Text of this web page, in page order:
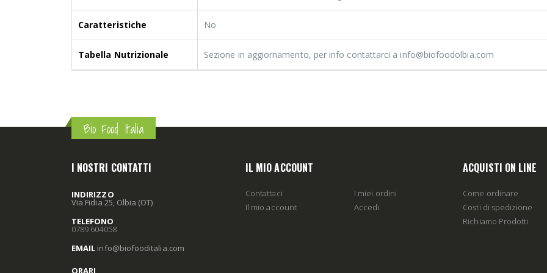
Caratteristiche No
Tabella Nutrizionale Sezione in aggiornamento, per info contattarci a info@biofoodolbia.com
Bio Food Italia
I NOSTRI CONTATTI
INDIRIZZO
Via Fidia 25, Olbia (OT)
TELEFONO
0789 604058
EMAIL info@biofooditalia.com
ORARI
IL MIO ACCOUNT
Contattaci
Il mio account
I miei ordini
Accedi
ACQUISTI ON LINE
Come ordinare
Costi di spedizione
Richiamo Prodotti